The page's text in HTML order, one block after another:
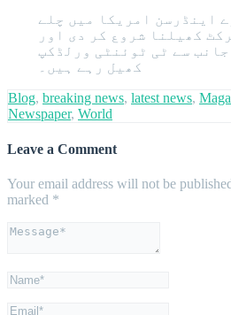
میں کورے اینڈرسن امریکا میں چلے
کھیلنا شروع کر دی اور
سے ٹی ٹوئنٹی ورلڈکپ
کھیل رہے ہیں۔
Blog, breaking news, latest news,
Newspaper, World
Leave a Comment
Your email address will not be
marked *